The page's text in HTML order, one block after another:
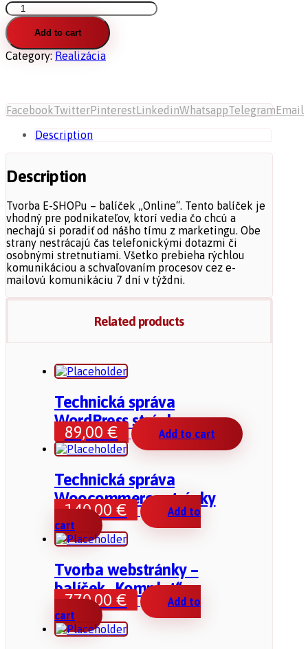
Tvorba
E-
SHOPu
–
balíček
Add to cart
Category: Realizácia
FacebookTwitterPinterestLinkedinWhatsappTelegramEmail
Description
Description
Tvorba E-SHOPu – balíček „Online“. Tento balíček je
vhodný pre podnikateľov, ktorí vedia čo chcú a
nechajú si poradiť od nášho tímu z marketingu. Obe
strany nestrácajú čas telefonickými dotazmi či
osobnými stretnutiami. Všetko prebieha rýchlou
komunikáciou a schvaľovaním procesov cez e-
mailovú komunikáciu 7 dní v týždni.
Related products
Technická správa
WordPress stránky
89,00 € Add to cart
Technická správa
Woocommerce stránky
140,00 €
Add to
cart
Tvorba webstránky –
balíček „Komplet“
770,00 €
Add to
cart